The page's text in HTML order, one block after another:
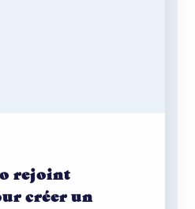
rejoint
créer un